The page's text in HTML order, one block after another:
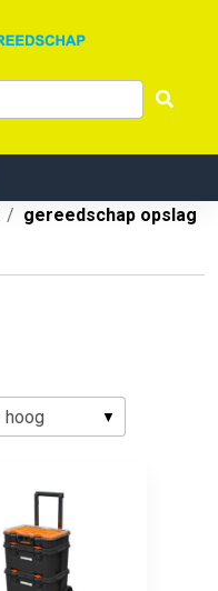
gereedschap opslag